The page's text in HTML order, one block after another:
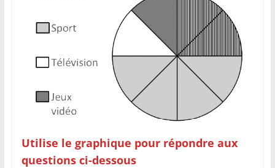
Utilise le graphique pour répondre aux
questions ci-dessous